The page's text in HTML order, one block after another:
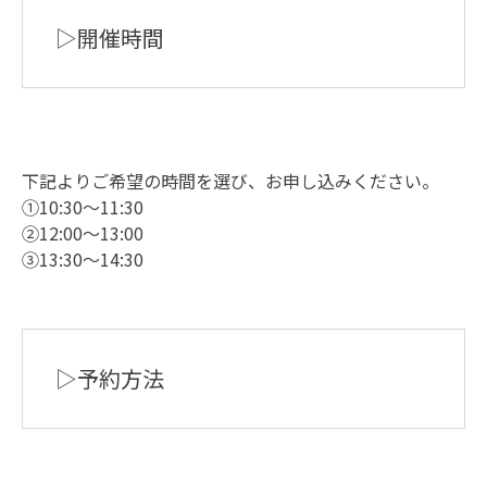
▷開催時間
下記よりご希望の時間を選び、お申し込みください。
①10:30～11:30
②12:00～13:00
③13:30～14:30
▷予約方法